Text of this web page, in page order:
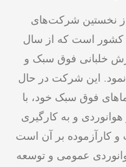
نخستین شرکت‌های
است که از سال
خلبانی فوق سبک و
نمود. این شرکت در حال
فوق سبک خود، با
و به کارگیری
و کارآزموده بر آن است
عمومی و توسعه